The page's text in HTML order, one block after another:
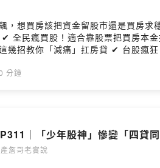
，想買房該把資金留股市還是買房
✔ 全民瘋買股！適合靠股票把買房
招教你「減痛」扛房貸 ✔ 台股瘋狂、房價
bit.ly/3hsSI5o ⭐每週三更新上
分鐘
｜「少年股神」慘變「四貸
詹哥老實說